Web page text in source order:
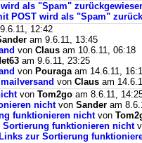
als "Spam"
POST wird als "Spam"
12:42
am 9.6.11, 13:45
von Claus am 10.6.11, 06:18
am 9.6.11, 23:25
von Pouragaam 14.6.11,
von Claus am
von Tom2go am 8.6.11,
nichtvon Sander am
funktionieren nichtvon
Sortierung funktionieren nicht
Links zur Sortierung